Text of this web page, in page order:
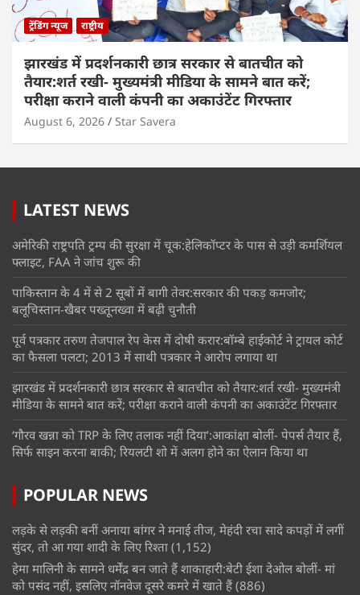
ट्रेंडिंग न्यूज राष्ट्रीय
झारखंड में प्रदर्शनकारी छात्र सरकार से बातचीत को
तैयार:शर्त रखी- मुख्यमंत्री मीडिया के सामने बात करें;
परीक्षा कराने वाली कंपनी का अकाउंटेंट गिरफ्तार
August 6, 2026 Star Savera
LATEST NEWS
अमेरिकी राष्ट्रपति ट्रम्प की सुरक्षा में चूक:हेलिकॉप्टर के पास से उड़ी कमर्शियल
फ्लाइट, FAA ने जांच शुरू की
पाकिस्तान के 4 में से 2 सूबों में बागी तेवर:सरकार की पकड़ कमजोर;
बलूचिस्तान-खैबर पख्तूनख्वा में बढ़ी चुनौती
पूर्व पत्रकार तरुण तेजपाल रेप केस में दोषी करार:बॉम्बे हाईकोर्ट ने ट्रायल कोर्ट
का फैसला पलटा; 2013 में साथी पत्रकार ने आरोप लगाया था
झारखंड में प्रदर्शनकारी छात्र सरकार से बातचीत को तैयार:शर्त रखी- मुख्यमंत्री
मीडिया के सामने बात करें; परीक्षा कराने वाली कंपनी का अकाउंटेंट गिरफ्तार
‘गौरव खन्ना को TRP के लिए तलाक नहीं दिया’:आकांक्षा बोलीं- पेपर्स तैयार हैं,
सिर्फ साइन करना बाकी; रियलटी शो में अलग होने का ऐलान किया था
POPULAR NEWS
लड़के से लड़की बनीं अनाया बांगर ने मनाई तीज, मेहंदी रचा सादे कपड़ों में लगीं
सुंदर, तो आ गया शादी के लिए रिश्ता (1,152)
हेमा मालिनी के सामने धर्मेंद्र बन जाते हैं शाकाहारी:बेटी ईशा देओल बोलीं- मां
को पसंद नहीं, इसलिए नॉनवेज दूसरे कमरे में खाते हैं (886)